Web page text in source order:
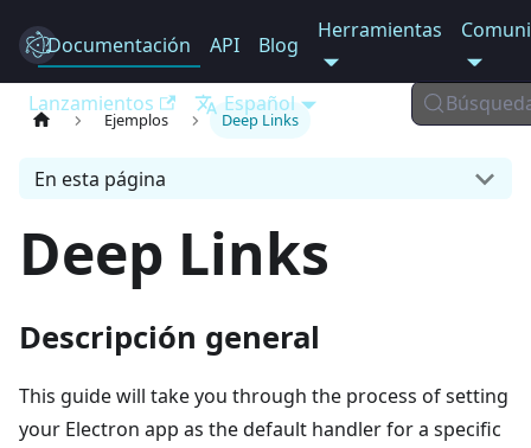
Electron
Documentación API Blog
Herramientas
Lanzamientos Español
Ejemplos Deep Links
En esta página
Deep Links
Descripción general
This guide will take you through the process of setting
your Electron app as the default handler for a specific